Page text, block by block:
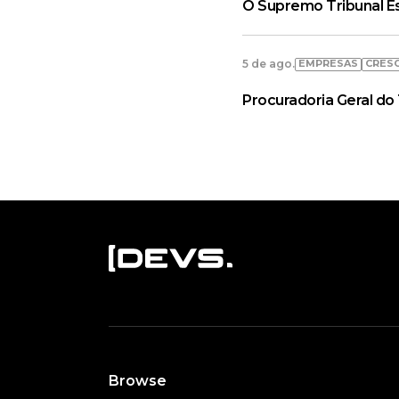
O Supremo Tribunal
5 de ago. EMPRESAS
Procuradoria Geral
Browse